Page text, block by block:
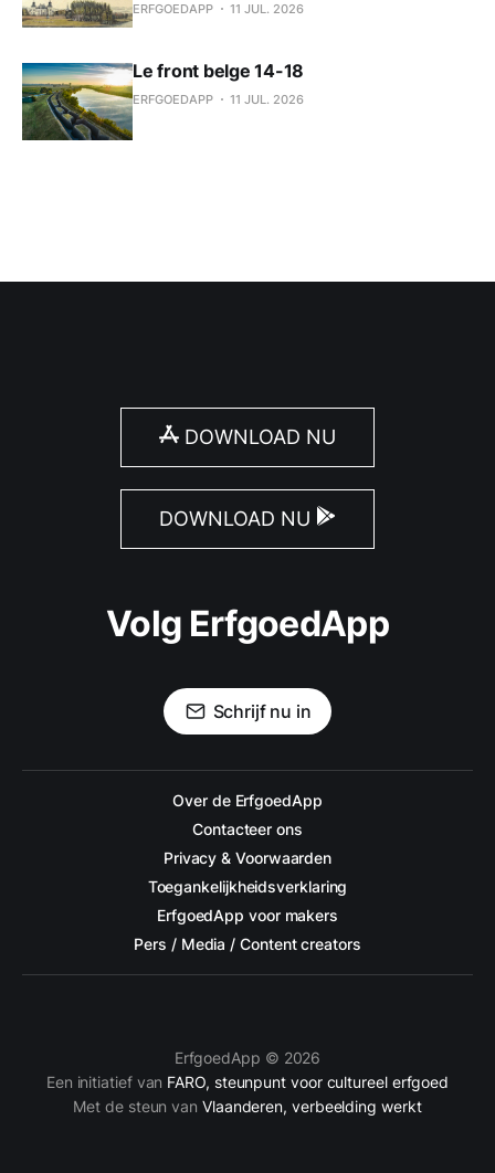
ERFGOEDAPP 11 JUL. 2026
Le front belge 14-18
ERFGOEDAPP 11 JUL. 2026
DOWNLOAD NU
DOWNLOAD NU
Volg ErfgoedApp
Schrijf nu in
Over de ErfgoedApp
Contacteer ons
Privacy & Voorwaarden
Toegankelijkheidsverklaring
ErfgoedApp voor makers
Pers / Media / Content creators
ErfgoedApp © 2026
Een initiatief van FARO, steunpunt voor cultureel erfgoed
Met de steun van Vlaanderen, verbeelding werkt